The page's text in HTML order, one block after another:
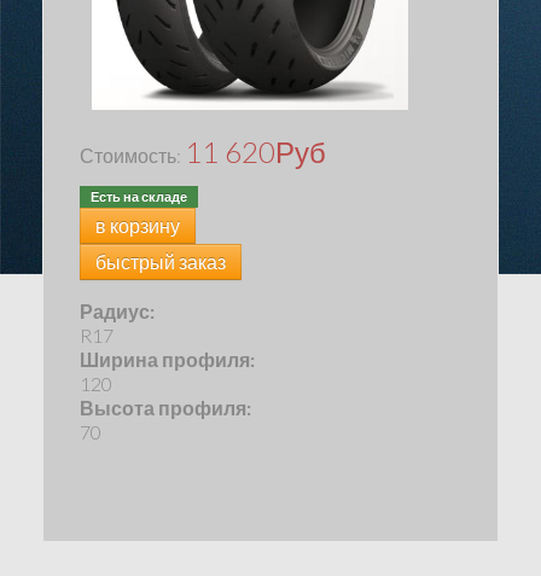
Стоимость: 11 620Руб
Есть на складе
в корзину
быстрый заказ
Радиус:
R17
Ширина профиля:
120
Высота профиля:
70